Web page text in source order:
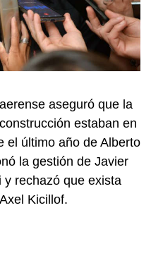
aseguró que la
estaban en
el último año de Alberto
la gestión de Javier
y rechazó que exista
Kicillof.